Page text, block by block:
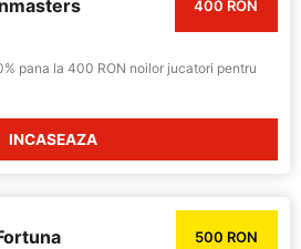
400 RON
pana la 400 RON noilor jucatori pentru
INCASEAZA
500 RON